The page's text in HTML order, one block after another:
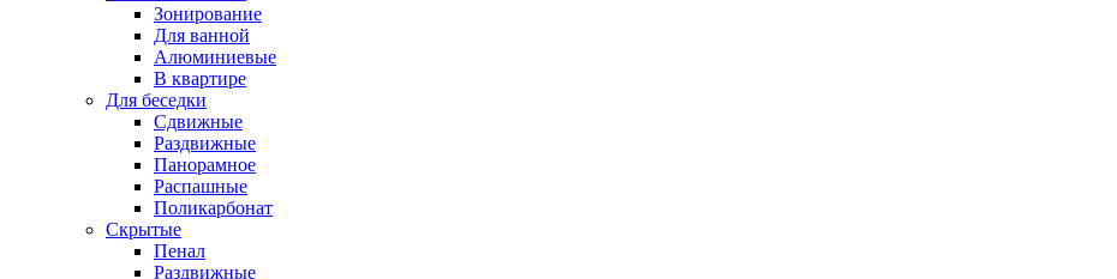
Зонирование
Для ванной
Алюминиевые
В квартире
Для беседки
Сдвижные
Раздвижные
Панорамное
Распашные
Поликарбонат
Скрытые
Пенал
Раздвижные